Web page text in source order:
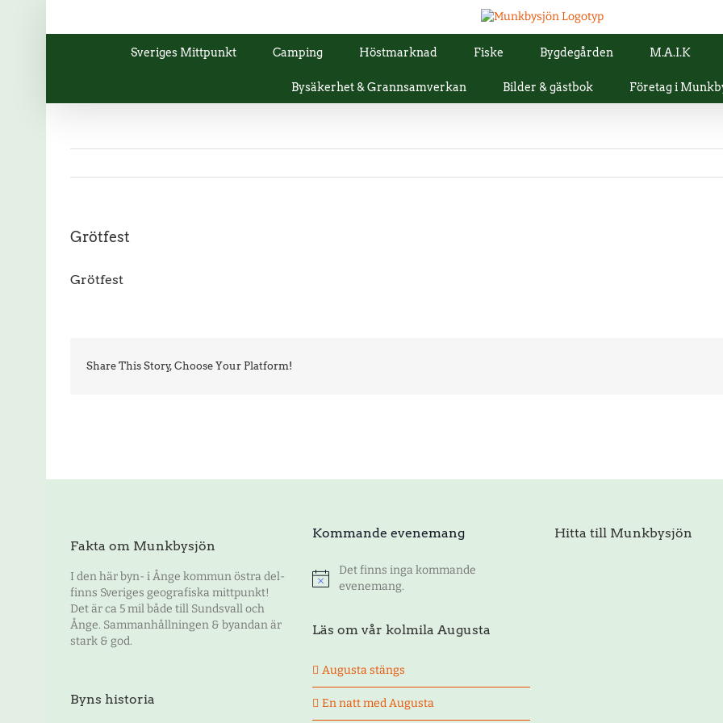
Sveriges Mittpunkt Camping Höstmarknad Fiske Bygdegården M.A.I.K
Bysäkerhet & Grannsamverkan Bilder & gästbok Företag i
Visa
Grötfest
Grötfest
Share This Story, Choose Your Platform!
Fakta om Munkbysjön
I den här byn- i Ånge kommun östra del-
finns Sveriges geografiska mittpunkt!
Det är ca 5 mil både till Sundsvall och
Ånge. Sammanhållningen & byandan är
stark & god.
Byns historia
Kommande evenemang
Notis
Det finns inga kommande
evenemang.
Läs om vår kolmila Augusta
Augusta stängs
En natt med Augusta
Hitta till Munkbysjön